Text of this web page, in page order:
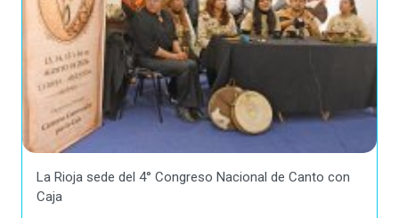
La Rioja sede del 4° Congreso Nacional de Canto con
Caja